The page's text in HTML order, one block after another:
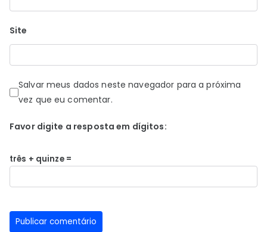
Site
Salvar meus dados neste navegador para a próxima
vez que eu comentar.
Favor digite a resposta em dígitos:
três + quinze =